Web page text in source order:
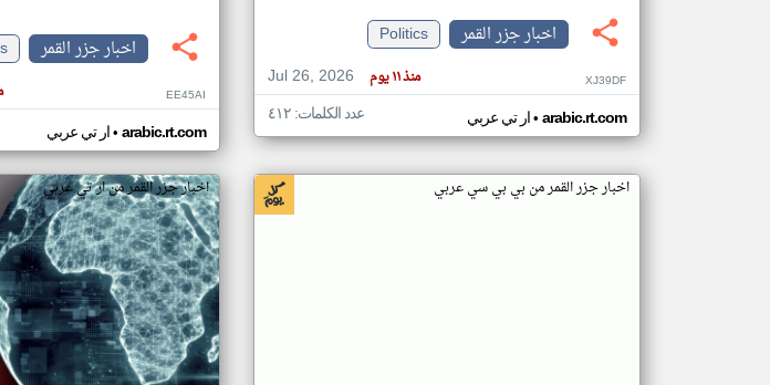
اخبار جزر القمر
Politics
Jul 26, 2026
منذ ١١ يوم XJ39DF
ار تي عربي• arabic.rt.com عدد الكلمات: ٤١٢
اخبار جزر القمر
EE45AI
ار تي عربي• arabic.rt.com
اخبار جزر القمر من بي بي سي عربي اخبار جزر القمر من ار تي عربي